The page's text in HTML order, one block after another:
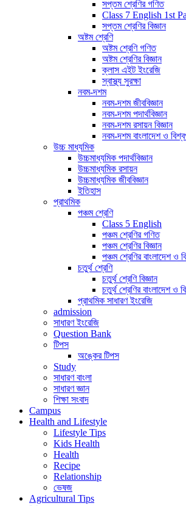
সপ্তম শ্রেণির গণিত
Class 7 English 1st
সপ্তম শ্রেণির বিজ্ঞান
অষ্টম শ্রেণি
অষ্টম শ্রেণি গণিত
অষ্টম শ্রেণির বিজ্ঞান
ক্লাস এইট ইংরেজি
স্বাস্থ্য সুরক্ষা
নবম-দশম
নবম-দশম জীববিজ্ঞান
নবম-দশম পদার্থবিজ্ঞান
নবম-দশম রসায়ন বিজ্ঞান
নবম-দশম বাংলাদেশ ও
উচ্চ মাধ্যমিক
উচ্চমাধ্যমিক পদার্থবিজ্ঞান
উচ্চমাধ্যমিক রসায়ন
উচ্চমাধ্যমিক জীববিজ্ঞান
ইতিহাস
প্রাথমিক
পঞ্চম শ্রেণি
Class 5 English
পঞ্চম শ্রেণির গণিত
পঞ্চম শ্রেণির বিজ্ঞান
পঞ্চম শ্রেণির বাংলাদেশ ও
চতুর্থ শ্রেণি
চতুর্থ শ্রেণি বিজ্ঞান
চতুর্থ শ্রেণির বাংলাদেশ ও
প্রাথমিক সাধারণ ইংরেজি
admission
সাধারণ ইংরেজি
Question Bank
টিপস
অঙ্কের টিপস
Study
সাধারণ বাংলা
সাধারণ জ্ঞান
শিক্ষা সংবাদ
Campus
Health and Lifestyle
Lifestyle Tips
Kids Health
Health
Recipe
Relationship
ভেষজ
Agricultural Tips